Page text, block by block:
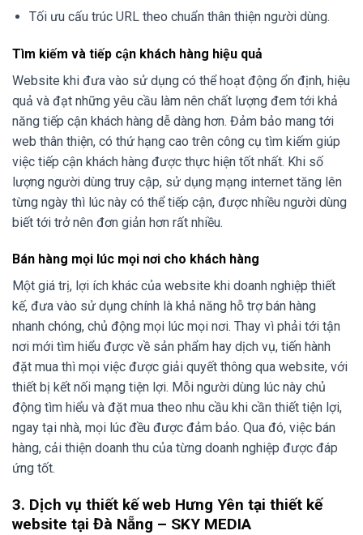
Tối ưu cấu trúc URL theo chuẩn thân thiện người dùng.
Tìm kiếm và tiếp cận khách hàng hiệu quả
Website khi đưa vào sử dụng có thể hoạt động ổn định, hiệu
quả và đạt những yêu cầu làm nên chất lượng đem tới khả
năng tiếp cận khách hàng dễ dàng hơn. Đảm bảo mang tới
web thân thiện, có thứ hạng cao trên công cụ tìm kiếm giúp
việc tiếp cận khách hàng được thực hiện tốt nhất. Khi số
lượng người dùng truy cập, sử dụng mạng internet tăng lên
từng ngày thì lúc này có thể tiếp cận, được nhiều người dùng
biết tới trở nên đơn giản hơn rất nhiều.
Bán hàng mọi lúc mọi nơi cho khách hàng
Một giá trị, lợi ích khác của website khi doanh nghiệp thiết
kế, đưa vào sử dụng chính là khả năng hỗ trợ bán hàng
nhanh chóng, chủ động mọi lúc mọi nơi. Thay vì phải tới tận
nơi mới tìm hiểu được về sản phẩm hay dịch vụ, tiến hành
đặt mua thì mọi việc được giải quyết thông qua website, với
thiết bị kết nối mạng tiện lợi. Mỗi người dùng lúc này chủ
động tìm hiểu và đặt mua theo nhu cầu khi cần thiết tiện lợi,
ngay tại nhà, mọi lúc đều được đảm bảo. Qua đó, việc bán
hàng, cải thiện doanh thu của từng doanh nghiệp được đáp
ứng tốt.
3. Dịch vụ thiết kế web Hưng Yên tại thiết kế
website tại Đà Nẵng – SKY MEDIA